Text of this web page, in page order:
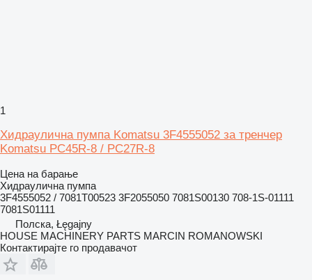
1
Хидраулична пумпа Komatsu 3F4555052 за тренчер
Komatsu PC45R-8 / PC27R-8
Цена на барање
Хидраулична пумпа
3F4555052 / 7081T00523 3F2055050 7081S00130 708-1S-01111
7081S01111
Полска, Łęgajny
HOUSE MACHINERY PARTS MARCIN ROMANOWSKI
Контактирајте го продавачот